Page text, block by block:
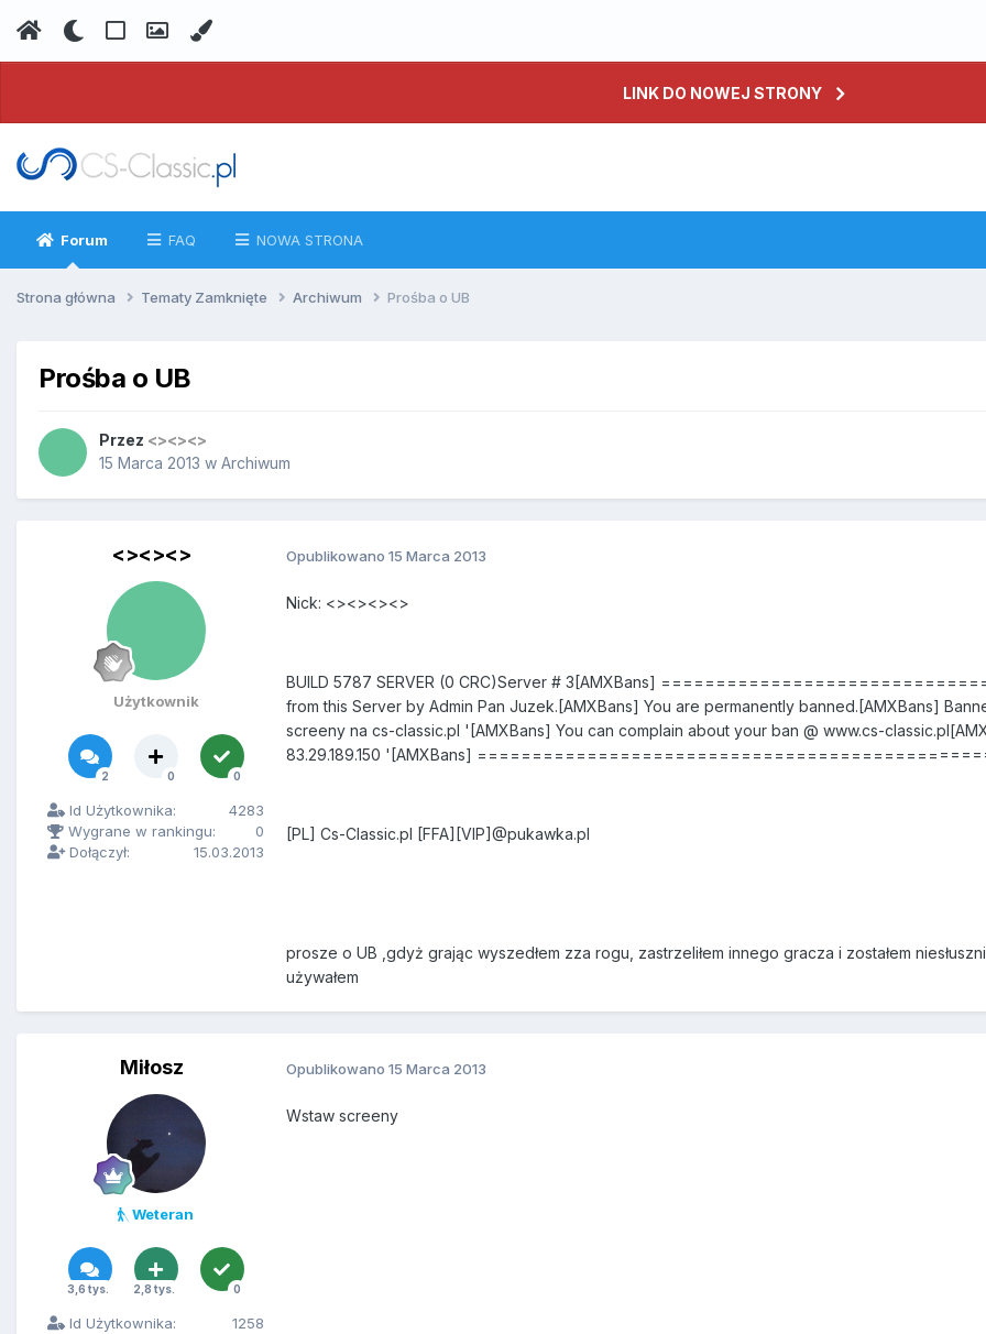
LINK DO NOWEJ STRONY
Forum FAQ NOWA STRONA
Strona główna Tematy Zamknięte Archiwum Prośba o UB
Prośba o UB
Przez <><><>
15 Marca 2013 w Archiwum
<><><>
Użytkownik
2 0 0
Id Użytkownika:
4283
Wygrane w rankingu:
0
Dołączył:
15.03.2013
Opublikowano 15 Marca 2013
Nick: <><><><>
BUILD 5787 SERVER (0 CRC)Server # 3[AMXBans]
from this Server by Admin Pan Juzek.[AMXBans] You are permanently banned.[AMXBans]
screeny na cs-classic.pl '[AMXBans] You can complain about your ban @ www.cs-
83.29.189.150 '[AMXBans]
[PL] Cs-Classic.pl [FFA][VIP]@pukawka.pl
prosze o UB ,gdyż grając wyszedłem zza rogu, zastrzeliłem innego gracza i zostałem
używałem
Miłosz
Weteran
3,6 tys. 2,8 tys. 0
Id Użytkownika:
1258
Opublikowano 15 Marca 2013
Wstaw screeny